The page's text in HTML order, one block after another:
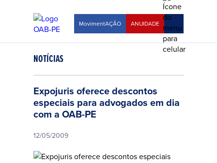
MovimentAÇÃO ANUIDADE
NOTÍCIAS
Expojuris oferece descontos
especiais para advogados em dia
com a OAB-PE
12/05/2009